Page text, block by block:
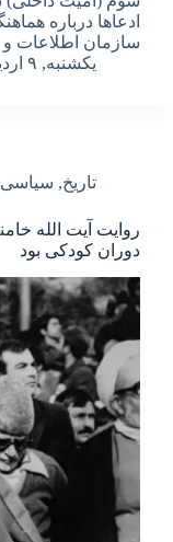
ادعاها درباره
سازمان اطلاعات
یکشنبه, ۹ اردیبهشت ۱۴۰۳ – ۰۲:۵۱
تاریخ, سیاسی
روایت آیت الله
دوران کودکی بود